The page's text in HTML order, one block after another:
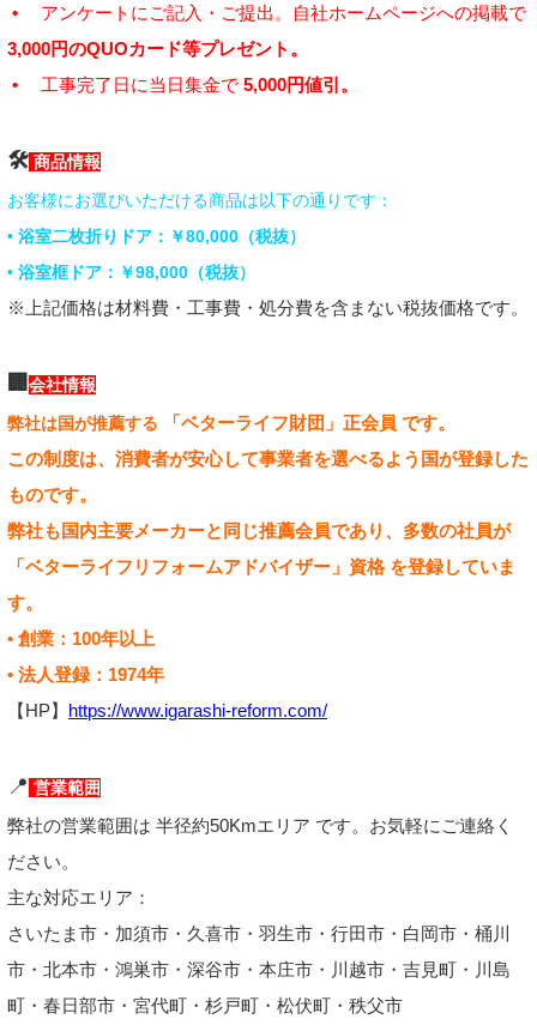
• アンケートにご記入・ご提出。自社ホームページへの掲載で
3,000円のQUOカード等プレゼント。
•
工事完了日に当日集金で 5,000円値引。
🛠 商品情報
お客様にお選びいただける商品は以下の通りです：
• 浴室二枚折りドア：￥80,000（税抜）
• 浴室框ドア：￥98,000（税抜）
※上記価格は材料費・工事費・処分費を含まない税抜価格です。
🏢 会社情報
弊社は国が推薦する 「ベターライフ財団」正会員 です。
この制度は、消費者が安心して事業者を選べるよう国が登録した
ものです。
弊社も国内主要メーカーと同じ推薦会員であり、多数の社員が
「ベターライフリフォームアドバイザー」資格 を登録していま
す。
• 創業：100年以上
• 法人登録：1974年
【HP】 https://www.igarashi-reform.com/
📍 営業範囲
弊社の営業範囲は 半径約50Kmエリア です。お気軽にご連絡く
ださい。
主な対応エリア：
さいたま市・加須市・久喜市・羽生市・行田市・白岡市・桶川
市・北本市・鴻巣市・深谷市・本庄市・川越市・吉見町・川島
町・春日部市・宮代町・杉戸町・松伏町・秩父市